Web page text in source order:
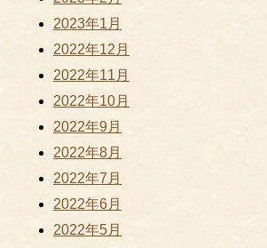
2023年1月
2022年12月
2022年11月
2022年10月
2022年9月
2022年8月
2022年7月
2022年6月
2022年5月